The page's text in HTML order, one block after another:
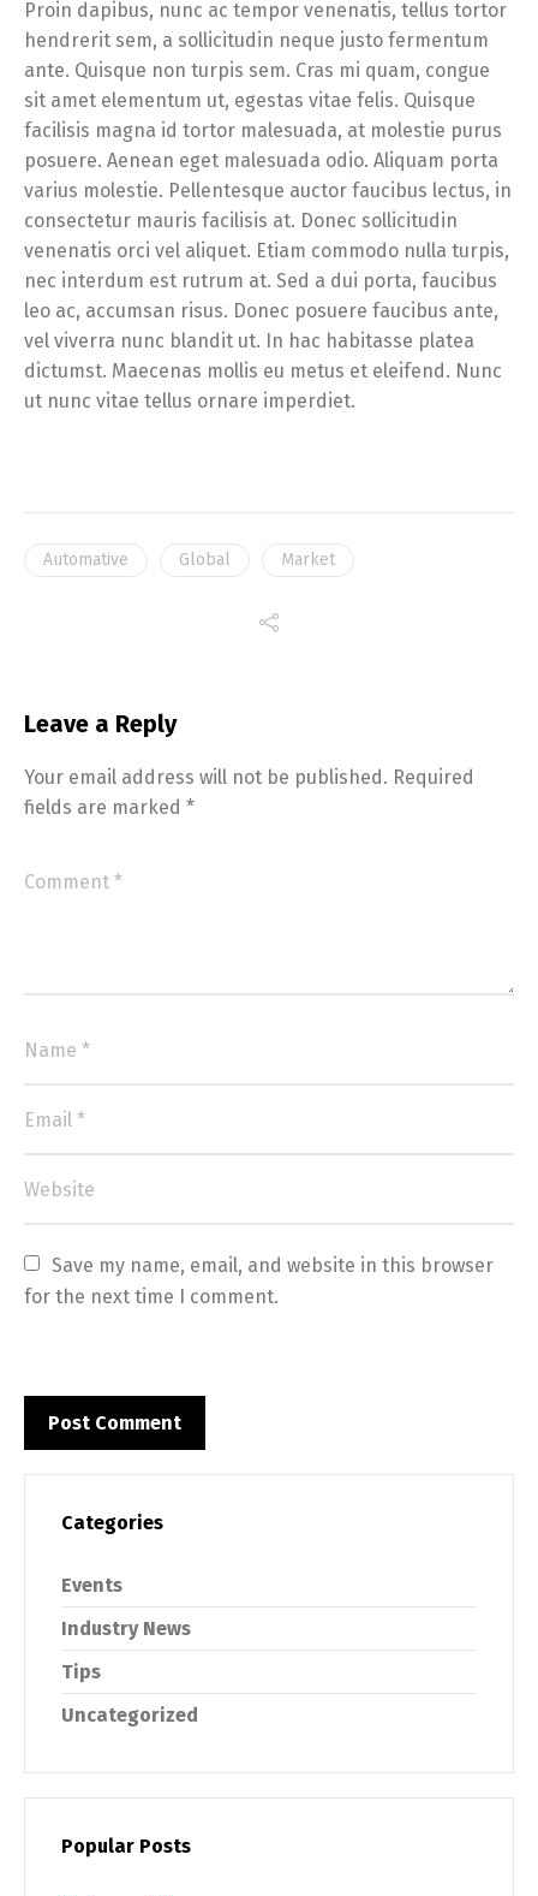
Proin dapibus, nunc ac tempor venenatis, tellus tortor
hendrerit sem, a sollicitudin neque justo fermentum
ante. Quisque non turpis sem. Cras mi quam, congue
sit amet elementum ut, egestas vitae felis. Quisque
facilisis magna id tortor malesuada, at molestie purus
posuere. Aenean eget malesuada odio. Aliquam porta
varius molestie. Pellentesque auctor faucibus lectus, in
consectetur mauris facilisis at. Donec sollicitudin
venenatis orci vel aliquet. Etiam commodo nulla turpis,
nec interdum est rutrum at. Sed a dui porta, faucibus
leo ac, accumsan risus. Donec posuere faucibus ante,
vel viverra nunc blandit ut. In hac habitasse platea
dictumst. Maecenas mollis eu metus et eleifend. Nunc
ut nunc vitae tellus ornare imperdiet.
Automative Global Market
Leave a Reply
Your email address will not be published. Required
fields are marked *
Save my name, email, and website in this browser
for the next time I comment.
Categories
Events
Industry News
Tips
Uncategorized
Popular Posts